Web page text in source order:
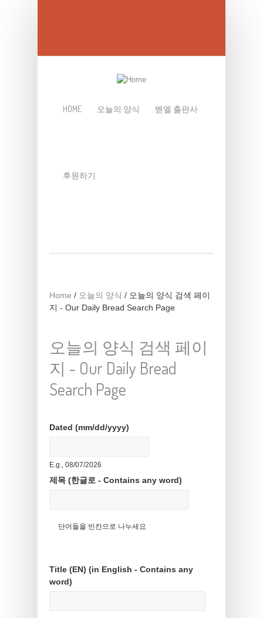
HOME 오늘의 양식 벧엘 출판사
후원하기
Home / 오늘의 양식 / 오늘의 양식 검색 페이
지 - Our Daily Bread Search Page
오늘의 양식 검색 페이
지 - Our Daily Bread
Search Page
Dated (mm/dd/yyyy)
E.g., 08/07/2026
제목 (한글로 - Contains any word)
단어들을 빈칸으로 나누세요
Title (EN) (in English - Contains any
word)